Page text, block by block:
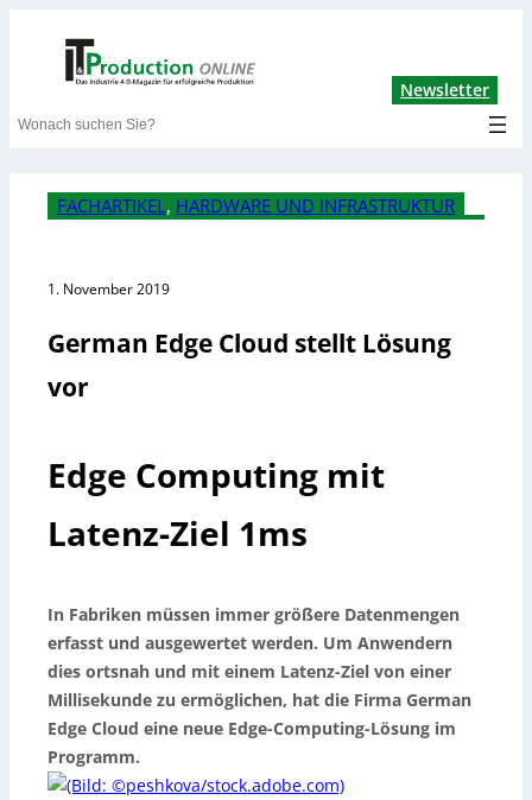
Newsletter
Search
FACHARTIKEL , HARDWARE UND INFRASTRUKTUR
1. November 2019
German Edge Cloud stellt Lösung
vor
Edge Computing mit
Latenz-Ziel 1ms
In Fabriken müssen immer größere Datenmengen
erfasst und ausgewertet werden. Um Anwendern
dies ortsnah und mit einem Latenz-Ziel von einer
Millisekunde zu ermöglichen, hat die Firma German
Edge Cloud eine neue Edge-Computing-Lösung im
Programm.